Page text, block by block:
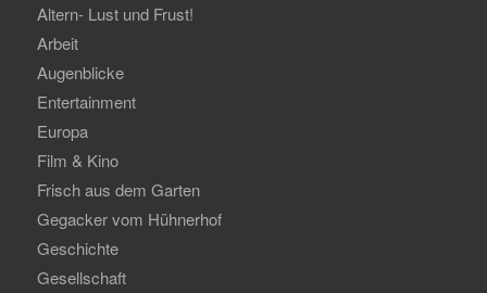
Altern- Lust und Frust!
Arbeit
Augenblicke
Entertainment
Europa
Film & Kino
Frisch aus dem Garten
Gegacker vom Hühnerhof
Geschichte
Gesellschaft